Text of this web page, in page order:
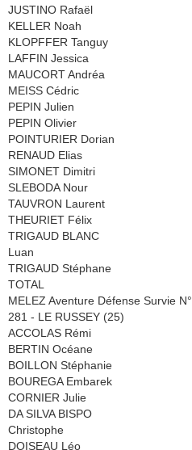
JUSTINO Rafaël
KELLER Noah
KLOPFFER Tanguy
LAFFIN Jessica
MAUCORT Andréa
MEISS Cédric
PEPIN Julien
PEPIN Olivier
POINTURIER Dorian
RENAUD Elias
SIMONET Dimitri
SLEBODA Nour
TAUVRON Laurent
THEURIET Félix
TRIGAUD BLANC
Luan
TRIGAUD Stéphane
TOTAL
MELEZ Aventure Défense Survie N°
281 - LE RUSSEY (25)
ACCOLAS Rémi
BERTIN Océane
BOILLON Stéphanie
BOUREGA Embarek
CORNIER Julie
DA SILVA BISPO
Christophe
DOISEAU Léo